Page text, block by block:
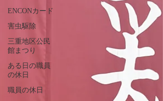
ENCONカード
害虫駆除
三重地区公民
館まつり
ある日の職員
の休日
職員の休日
には思わずビックリしました（笑）。 やわ
らかく肌に優しいお湯で、旅の疲れもすっ
り癒やされ、心も体もリフレッシュ。さす
名湯・山鹿温泉ですね！ 歴史と文化に触
れ、美味しい空気と温泉を満喫した山鹿の
でした！